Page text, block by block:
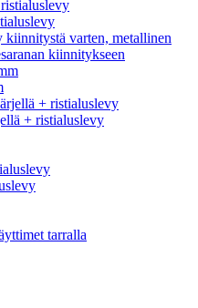
kiinnitykseen
+ ristialuslevy